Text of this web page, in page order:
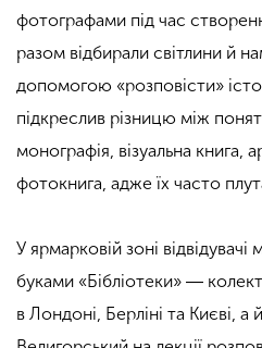
фотографами під час
разом відбирали світлини й
допомогою «розповісти»
підкреслив різницю між
монографія, візуальна книга,
фотокнига, адже їх часто
У ярмарковій зоні
буками «Бібліотеки» ―
в Лондоні, Берліні та Києві, а